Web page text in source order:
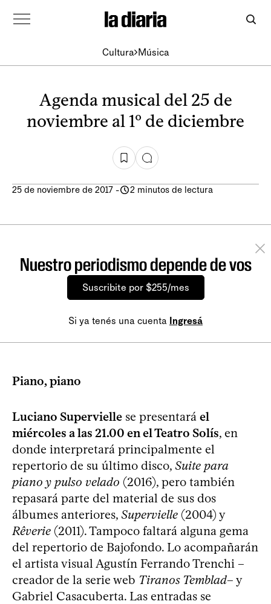
Cultura Música
Agenda musical del 25 de
noviembre al 1º de diciembre
25 de noviembre de 2017 - 2 minutos de lectura
Nuestro periodismo depende de vos
Suscribite por $255/mes
Si ya tenés una cuenta Ingresá
Piano, piano
Luciano Supervielle se presentará el
miércoles a las 21.00 en el Teatro Solís, en
donde interpretará principalmente el
repertorio de su último disco, Suite para
piano y pulso velado (2016), pero también
repasará parte del material de sus dos
álbumes anteriores, Supervielle (2004) y
Rêverie (2011). Tampoco faltará alguna gema
del repertorio de Bajofondo. Lo acompañarán
el artista visual Agustín Ferrando Trenchi –
creador de la serie web Tiranos Temblad– y
Gabriel Casacuberta. Las entradas se